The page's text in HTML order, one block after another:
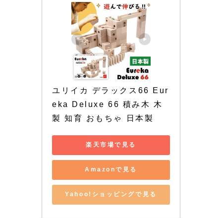
ユリイカ デラックス66 Eur
eka Deluxe 66 積み木 木
製 知育 おもちゃ 日本製
楽天市場で見る
Amazonで見る
Yahoo!ショッピングで見る